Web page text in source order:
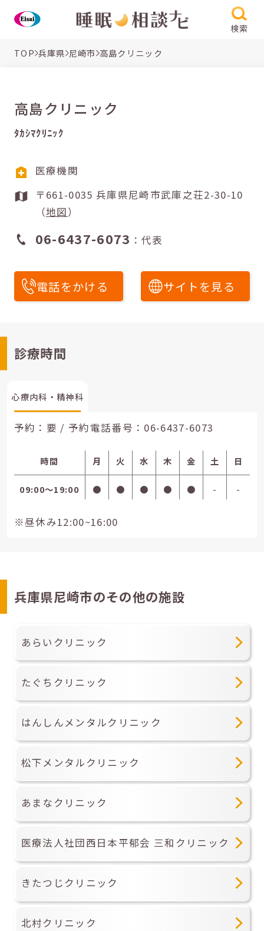
検索
TOP 兵庫県 尼崎市 高島クリニック
高島クリニック
ﾀｶｼﾏｸﾘﾆｯｸ
医療機関
〒661-0035 兵庫県尼崎市武庫之荘2-30-10
（地図）
06-6437-6073 ：代表
電話をかける サイトを見る
診療時間
心療内科・精神科
予約：要 / 予約電話番号： 06-6437-6073
時間 月 火 水 木 金 土 日
09:00〜19:00 ● ● ● ● ● - -
※昼休み12:00~16:00
兵庫県尼崎市のその他の施設
あらいクリニック
たぐちクリニック
はんしんメンタルクリニック
松下メンタルクリニック
あまなクリニック
医療法人社団西日本平郁会 三和クリニック
きたつじクリニック
北村クリニック